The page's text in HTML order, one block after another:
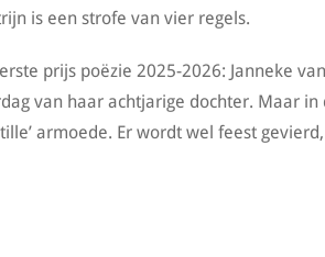
is een strofe van vier regels.
prijs poëzie 2025-2026: Janneke
van haar achtjarige dochter. Maar
armoede. Er wordt wel feest